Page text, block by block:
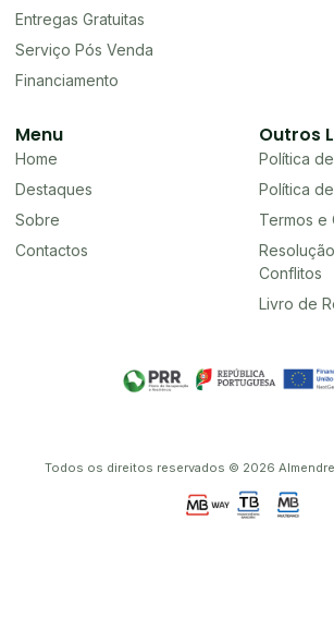
Entregas Gratuitas
Serviço Pós Venda
Financiamento
Menu
Home
Destaques
Sobre
Contactos
Outros
Política
Política
Termos e
Conflitos
Livro de
Todos os direitos reservados © 2026 Almendre